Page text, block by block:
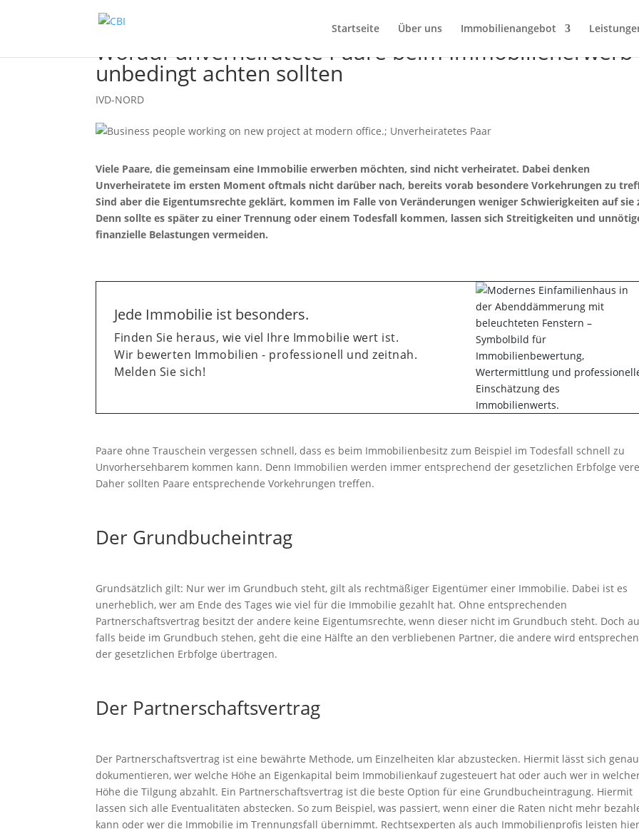
Startseite Über uns Immobilienangebot
Worauf unverheiratete Paare beim Immobilienerwerb
unbedingt achten sollten
IVD-NORD
Viele Paare, die gemeinsam eine Immobilie erwerben möchten, sind nicht verheiratet. Dabei denken
Unverheiratete im ersten Moment oftmals nicht darüber nach, bereits vorab besondere Vorkehrungen zu
Sind aber die Eigentumsrechte geklärt, kommen im Falle von Veränderungen weniger Schwierigkeiten auf sie
Denn sollte es später zu einer Trennung oder einem Todesfall kommen, lassen sich Streitigkeiten und
finanzielle Belastungen vermeiden.
Jede Immobilie ist besonders.
Finden Sie heraus, wie viel Ihre Immobilie wert ist.
Wir bewerten Immobilien - professionell und zeitnah.
Melden Sie sich!
Paare ohne Trauschein vergessen schnell, dass es beim Immobilienbesitz zum Beispiel im Todesfall schnell zu
Unvorhersehbarem kommen kann. Denn Immobilien werden immer entsprechend der gesetzlichen Erbfolge
Daher sollten Paare entsprechende Vorkehrungen treffen.
Der Grundbucheintrag
Grundsätzlich gilt: Nur wer im Grundbuch steht, gilt als rechtmäßiger Eigentümer einer Immobilie. Dabei ist es
unerheblich, wer am Ende des Tages wie viel für die Immobilie gezahlt hat. Ohne entsprechenden
Partnerschaftsvertrag besitzt der andere keine Eigentumsrechte, wenn dieser nicht im Grundbuch steht. Doch
falls beide im Grundbuch stehen, geht die eine Hälfte an den verbliebenen Partner, die andere wird
der gesetzlichen Erbfolge übertragen.
Der Partnerschaftsvertrag
Der Partnerschaftsvertrag ist eine bewährte Methode, um Einzelheiten klar abzustecken. Hiermit lässt sich genau
dokumentieren, wer welche Höhe an Eigenkapital beim Immobilienkauf zugesteuert hat oder auch wer in
Höhe die Tilgung abzahlt. Ein Partnerschaftsvertrag ist die beste Option für eine Grundbucheintragung. Hiermit
lassen sich alle Eventualitäten abstecken. So zum Beispiel, was passiert, wenn einer die Raten nicht mehr
kann oder wer die Immobilie im Trennungsfall übernimmt. Rechtsexperten als auch Immobilienprofis leisten